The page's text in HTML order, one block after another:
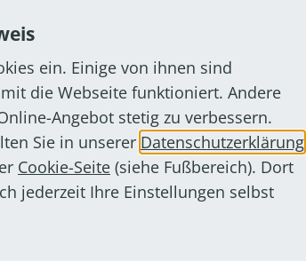
Sirenen mit einem einminütigen auf-
eine Gefahrenlage hinweist. Gegen
Heulton.
achrichten-App) wird in den Test mit
oder ähnlichen Unglücksfällen
Ort oder den aktuellen
ein. Einige von ihnen sind
die Webseite funktioniert. Andere
Angebot stetig zu verbessern.
Sie in unserer Datenschutzerklärung
Cookie-Seite (siehe Fußbereich). Dort
jederzeit Ihre Einstellungen selbst